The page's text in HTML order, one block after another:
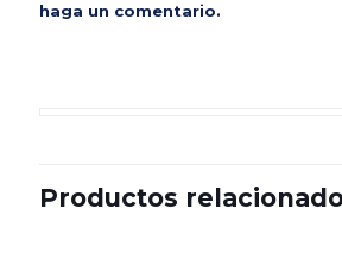
haga un comentario.
Productos